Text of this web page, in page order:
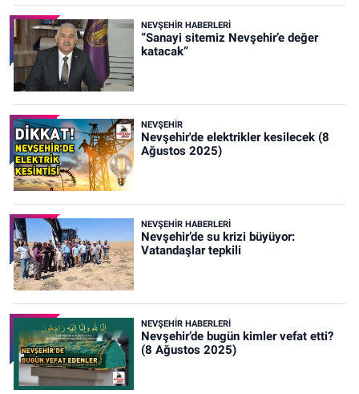
NEVŞEHIR HABERLERI
“Sanayi sitemiz Nevşehir’e değer
katacak”
NEVŞEHIR
Nevşehir'de elektrikler kesilecek (8
Ağustos 2025)
NEVŞEHIR HABERLERI
Nevşehir’de su krizi büyüyor:
Vatandaşlar tepkili
NEVŞEHIR HABERLERI
Nevşehir’de bugün kimler vefat etti?
(8 Ağustos 2025)